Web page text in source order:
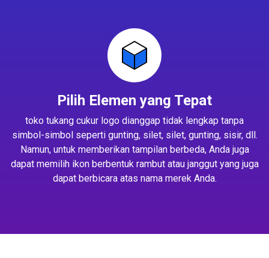
Pilih Elemen yang Tepat
toko tukang cukur logo dianggap tidak lengkap tanpa
simbol-simbol seperti gunting, silet, silet, gunting, sisir, dll.
Namun, untuk memberikan tampilan berbeda, Anda juga
dapat memilih ikon berbentuk rambut atau janggut yang juga
dapat berbicara atas nama merek Anda.